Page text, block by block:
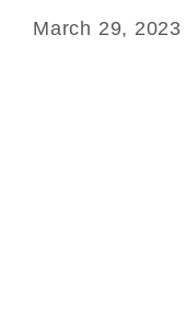
March 29, 2023